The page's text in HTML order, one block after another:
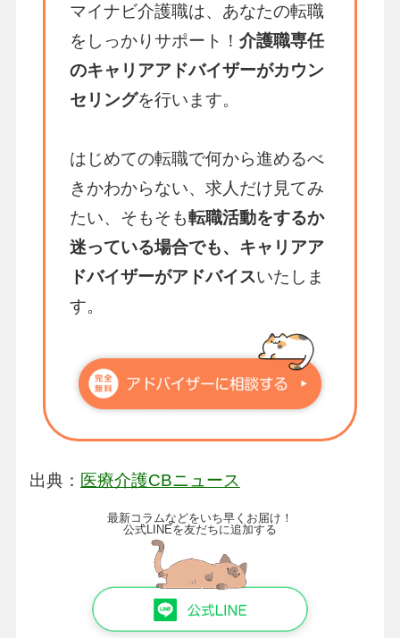
マイナビ介護職は、あなたの転職
をしっかりサポート！ 介護職専任
のキャリアアドバイザーがカウン
セリングを行います。
はじめての転職で何から進めるべ
きかわからない、求人だけ見てみ
たい、そもそも転職活動をするか
迷っている場合でも、キャリアア
ドバイザーがアドバイスいたしま
す。
出典： 医療介護CBニュース
最新コラムなどをいち早くお届け！
公式LINEを友だちに追加する